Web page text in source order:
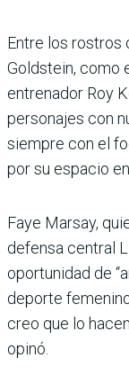
Entre los rostros
Goldstein, como
entrenador Roy
personajes con
siempre con el
por su espacio
Faye Marsay,
defensa central
oportunidad de
deporte
creo que lo
opinó.